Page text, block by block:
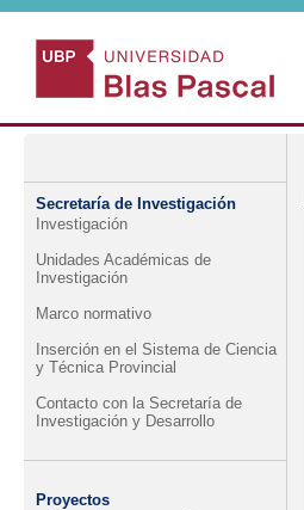
Secretaría de Investigación
Investigación
Unidades Académicas de
Investigación
Marco normativo
Inserción en el Sistema de Ciencia
y Técnica Provincial
Contacto con la Secretaría de
Investigación y Desarrollo
Proyectos